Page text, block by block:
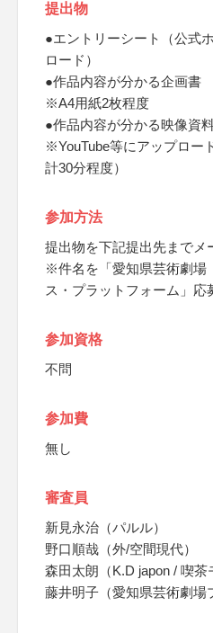
提出物
●エントリーシート（公式
ロード）
●作品内容が分かる企画書
※A4用紙2枚程度
●作品内容が分かる映像資
※YouTube等にアップロー
計30分程度）
参加方法
提出物を下記提出先までメ
※件名を「愛知県芸術劇場
ス・プラットフォーム」応
参加資格
不問
参加費
無し
審査員
新見永治（パルル）
野口順哉（外/空間現代）
森田太朗（K.D japon / 喫茶
藤井明子（愛知県芸術劇場